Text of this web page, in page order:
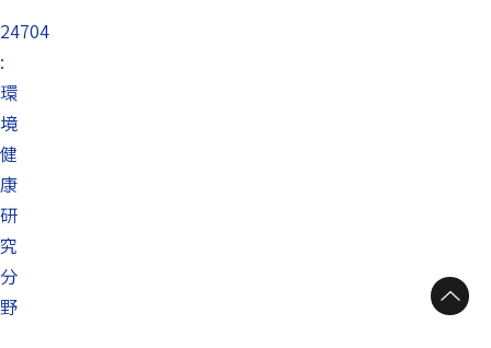
24704
:
環
境
健
康
研
究
分
野